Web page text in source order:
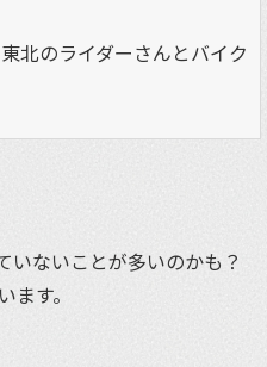
北のライダーさんとバイク
いないことが多いのかも？
す。